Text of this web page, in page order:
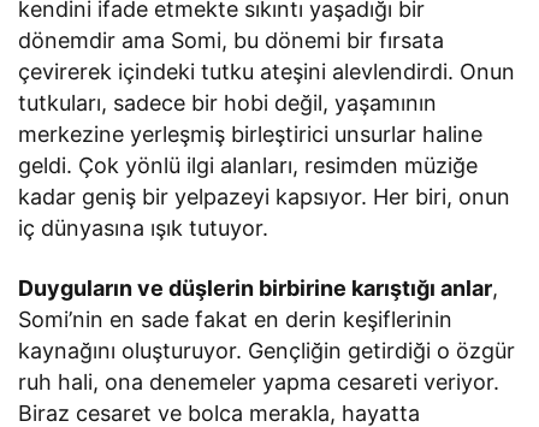
kendini ifade etmekte sıkıntı yaşadığı bir
dönemdir ama Somi, bu dönemi bir fırsata
çevirerek içindeki tutku ateşini alevlendirdi. Onun
tutkuları, sadece bir hobi değil, yaşamının
merkezine yerleşmiş birleştirici unsurlar haline
geldi. Çok yönlü ilgi alanları, resimden müziğe
kadar geniş bir yelpazeyi kapsıyor. Her biri, onun
iç dünyasına ışık tutuyor.
Duyguların ve düşlerin birbirine karıştığı anlar,
Somi’nin en sade fakat en derin keşiflerinin
kaynağını oluşturuyor. Gençliğin getirdiği o özgür
ruh hali, ona denemeler yapma cesareti veriyor.
Biraz cesaret ve bolca merakla, hayatta